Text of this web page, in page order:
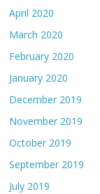
April 2020
March 2020
February 2020
January 2020
December 2019
November 2019
October 2019
September 2019
July 2019